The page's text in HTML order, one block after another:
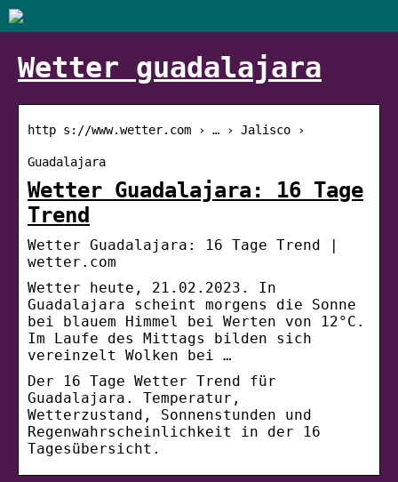
Wetter guadalajara
http s://www.wetter.com › … › Jalisco ›
Guadalajara
Wetter Guadalajara: 16 Tage
Trend
Wetter Guadalajara: 16 Tage Trend |
wetter.com
Wetter heute, 21.02.2023. In
Guadalajara scheint morgens die Sonne
bei blauem Himmel bei Werten von 12°C.
Im Laufe des Mittags bilden sich
vereinzelt Wolken bei …
Der 16 Tage Wetter Trend für
Guadalajara. Temperatur,
Wetterzustand, Sonnenstunden und
Regenwahrscheinlichkeit in der 16
Tagesübersicht.